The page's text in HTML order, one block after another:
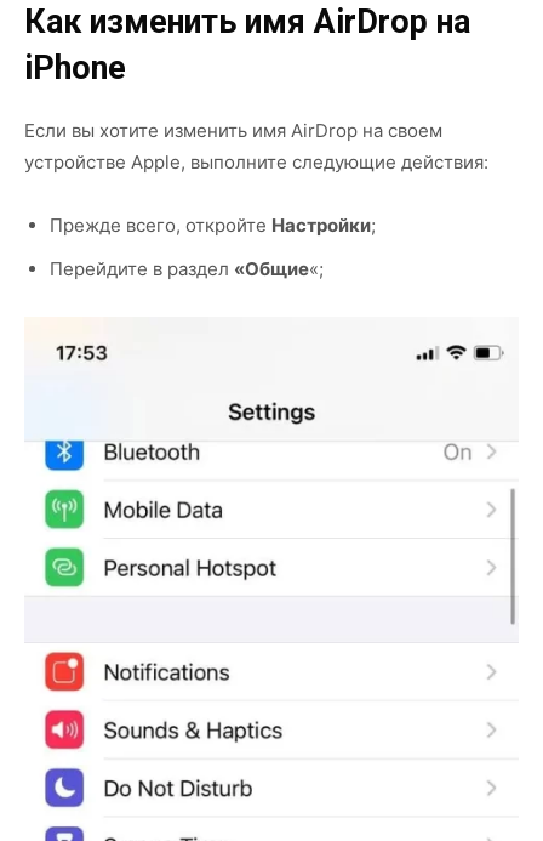
Как изменить имя AirDrop на
iPhone
Если вы хотите изменить имя AirDrop на своем
устройстве Apple, выполните следующие действия:
Прежде всего, откройте Настройки;
Перейдите в раздел «Общие«;